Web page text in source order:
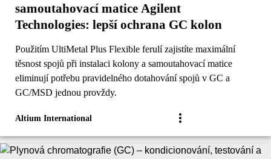
samoutahovací matice Agilent
Technologies: lepší ochrana GC kolon
Použitím UltiMetal Plus Flexible ferulí zajistíte maximální
těsnost spojů při instalaci kolony a samoutahovací matice
eliminují potřebu pravidelného dotahování spojů v GC a
GC/MSD jednou provždy.
Altium International